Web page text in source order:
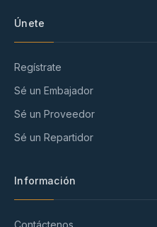
Únete
Regístrate
Sé un Embajador
Sé un Proveedor
Sé un Repartidor
Información
Contáctenos